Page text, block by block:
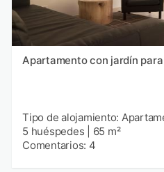
Apartamento con jardín
Tipo de alojamiento:
5 huéspedes
65 m²
Comentarios: 4